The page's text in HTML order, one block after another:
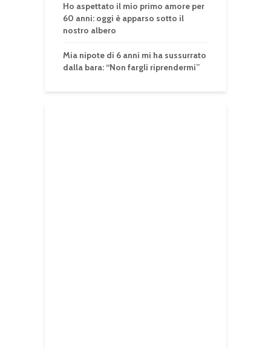
Ho aspettato il mio primo amore per
60 anni: oggi è apparso sotto il
nostro albero
Mia nipote di 6 anni mi ha sussurrato
dalla bara: “Non fargli riprendermi”